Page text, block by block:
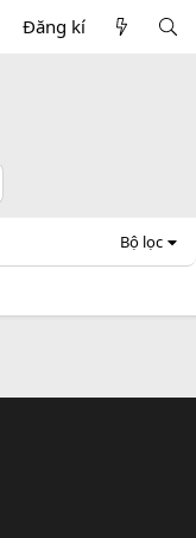
Đăng kí
Bộ lọc